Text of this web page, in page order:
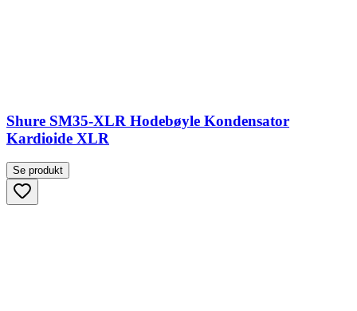
Shure SM35-XLR Hodebøyle Kondensator
Kardioide XLR
Se produkt